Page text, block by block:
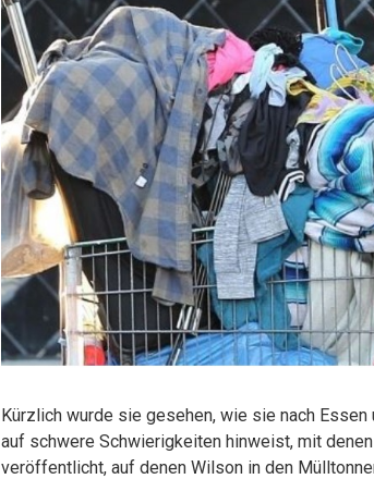
Kürzlich wurde sie gesehen, wie sie nach
auf schwere Schwierigkeiten hinweist, mit
veröffentlicht, auf denen Wilson in den